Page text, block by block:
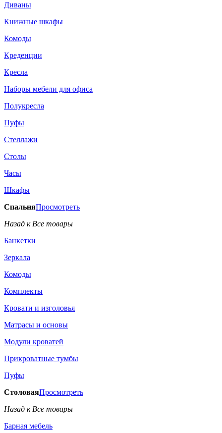
Диваны
Книжные шкафы
Комоды
Креденции
Кресла
Наборы мебели для офиса
Полукресла
Пуфы
Стеллажи
Столы
Часы
Шкафы
СпальняПросмотреть
Назад к Все товары
Банкетки
Зеркала
Комоды
Комплекты
Кровати и изголовья
Матрасы и основы
Модули кроватей
Прикроватные тумбы
Пуфы
СтоловаяПросмотреть
Назад к Все товары
Барная мебель